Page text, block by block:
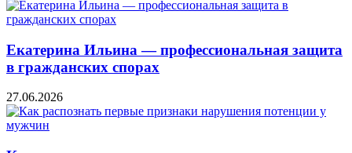
Екатерина Ильина — профессиональная защита
в гражданских спорах
27.06.2026